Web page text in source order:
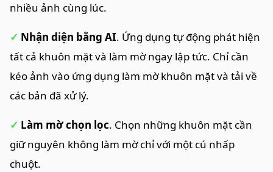
nhiều ảnh cùng lúc.
✓ Nhận diện bằng AI. Ứng dụng tự động phát hiện
tất cả khuôn mặt và làm mờ ngay lập tức. Chỉ cần
kéo ảnh vào ứng dụng làm mờ khuôn mặt và tải về
các bản đã xử lý.
✓ Làm mờ chọn lọc. Chọn những khuôn mặt cần
giữ nguyên không làm mờ chỉ với một cú nhấp
chuột.